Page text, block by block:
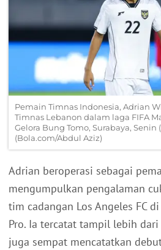
Pemain Timnas Indonesia, Adrian
Timnas Lebanon dalam laga FIFA
Gelora Bung Tomo, Surabaya, Senin
(Bola.com/Abdul Aziz)
Adrian beroperasi sebagai
mengumpulkan pengalaman
tim cadangan Los Angeles FC
Pro. Ia tercatat tampil lebih
juga sempat mencatatkan